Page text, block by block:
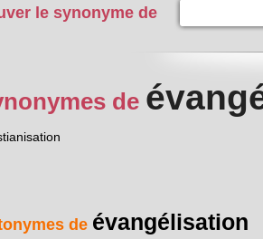
le synonyme de
de
de évangélisation